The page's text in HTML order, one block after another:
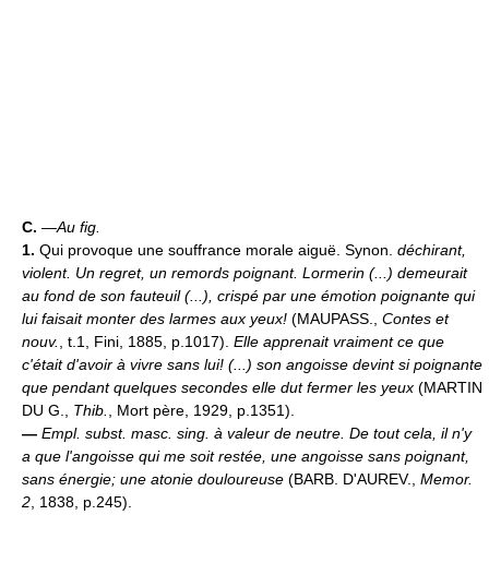
C. —Au fig.
1. Qui provoque une souffrance morale aiguë. Synon. déchirant,
violent. Un regret, un remords poignant. Lormerin (...) demeurait
au fond de son fauteuil (...), crispé par une émotion poignante qui
lui faisait monter des larmes aux yeux! (MAUPASS., Contes et
nouv., t.1, Fini, 1885, p.1017). Elle apprenait vraiment ce que
c'était d'avoir à vivre sans lui! (...) son angoisse devint si poignante
que pendant quelques secondes elle dut fermer les yeux (MARTIN
DU G., Thib., Mort père, 1929, p.1351).
— Empl. subst. masc. sing. à valeur de neutre. De tout cela, il n'y
a que l'angoisse qui me soit restée, une angoisse sans poignant,
sans énergie; une atonie douloureuse (BARB. D'AUREV., Memor.
2, 1838, p.245).